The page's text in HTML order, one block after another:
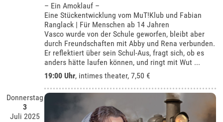
– Ein Amoklauf –
Eine Stückentwicklung vom MuT!Klub und Fabian
Ranglack | Für Menschen ab 14 Jahren
Vasco wurde von der Schule geworfen, bleibt aber
durch Freundschaften mit Abby und Rena verbunden.
Er reflektiert über sein Schul-Aus, fragt sich, ob es
anders hätte laufen können, und ringt mit Wut ...
19:00 Uhr, intimes theater, 7,50 €
Donnerstag
3
Juli 2025